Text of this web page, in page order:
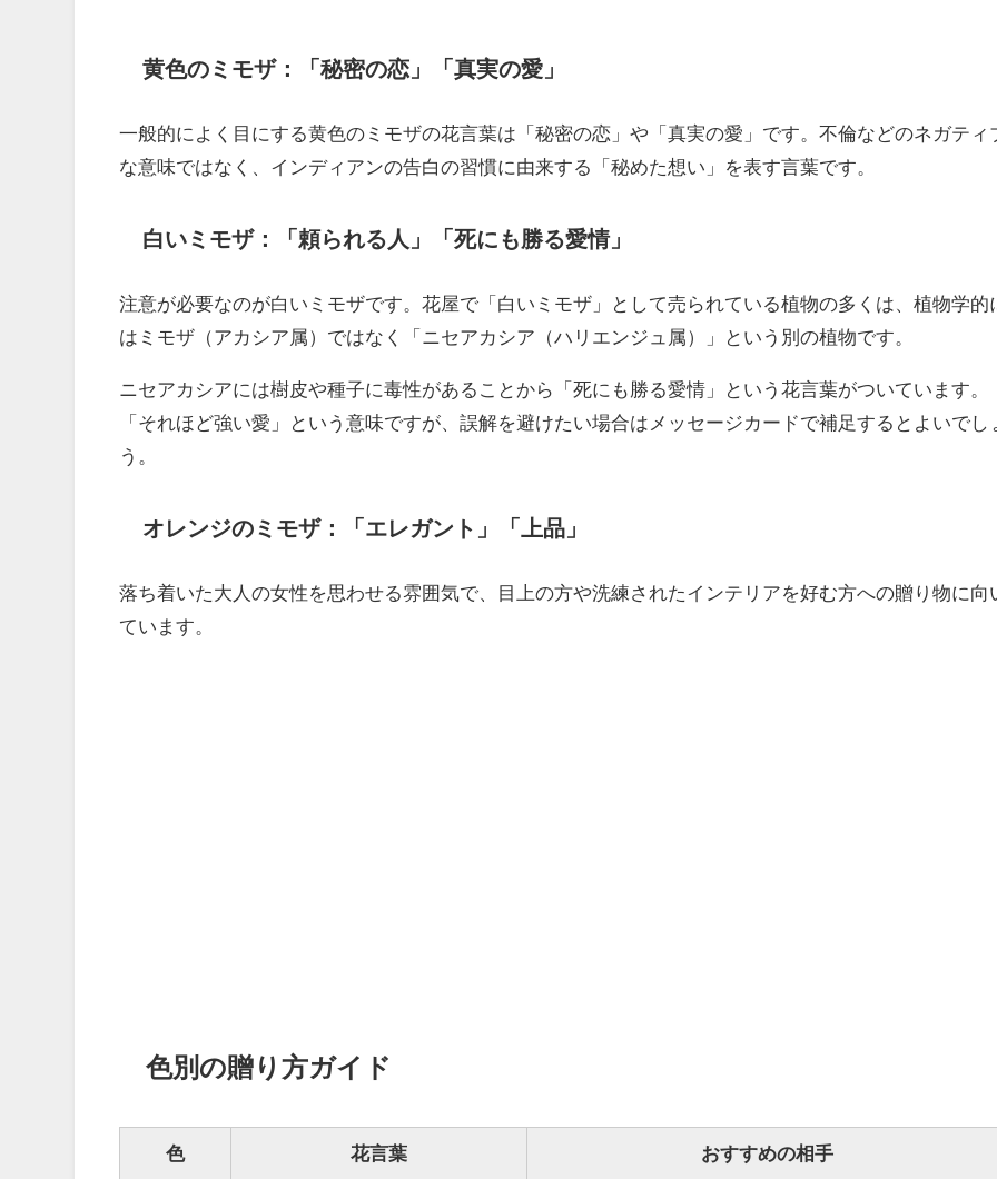
黄色のミモザ：「秘密の恋」「真実の愛」
一般的によく目にする黄色のミモザの花言葉は「秘密の恋」や「真実の愛」です。不倫などのネガティ
な意味ではなく、インディアンの告白の習慣に由来する「秘めた想い」を表す言葉です。
白いミモザ：「頼られる人」「死にも勝る愛情」
注意が必要なのが白いミモザです。花屋で「白いミモザ」として売られている植物の多くは、植物学的
はミモザ（アカシア属）ではなく「ニセアカシア（ハリエンジュ属）」という別の植物です。
ニセアカシアには樹皮や種子に毒性があることから「死にも勝る愛情」という花言葉がついています。
「それほど強い愛」という意味ですが、誤解を避けたい場合はメッセージカードで補足するとよいでし
う。
オレンジのミモザ：「エレガント」「上品」
落ち着いた大人の女性を思わせる雰囲気で、目上の方や洗練されたインテリアを好む方への贈り物に向
ています。
色別の贈り方ガイド
色 花言葉 おすすめの相手